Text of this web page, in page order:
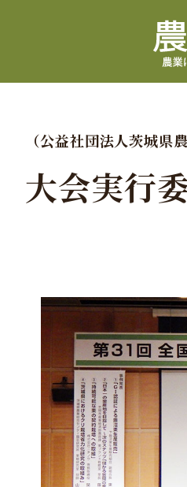
（公益社団法人茨城県
大会実行